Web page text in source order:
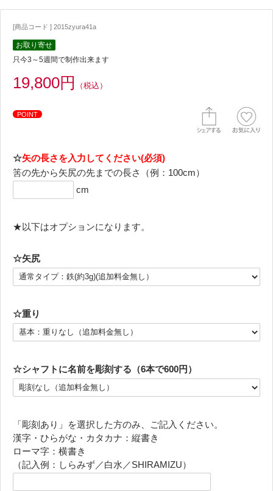
[商品コード ] 2015zyura41a
お取り寄せ
只今3～5週間で制作出来ます
19,800円 （税込）
POINT
☆矢の長さを入力してください(必須)
筈の先から矢尻の先までの長さ（例：100cm）
cm
★以下はオプションになります。
☆矢尻
☆重り
☆シャフトに名前を彫刻する（6本で600円）
「彫刻あり」を選択した方のみ、ご記入ください。
漢字・ひらがな・カタカナ：縦書き
ローマ字：横書き
（記入例：しらみず／白水／SHIRAMIZU）